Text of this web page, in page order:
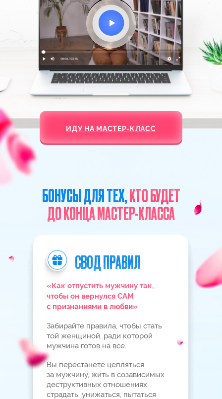
ЕЛИЗАВЕТА ВОЛКОВА
по трансформации жизничерез
работу с сознанием
и подсознанием.
АВТОР И ВЕДУЩАЯ МАСТЕР-КЛАССА
Основатель школы исполнения
желаний «СИЛАВ МЫСЛИ»,
которая входит в ТОП-10
успешных онлайн-проектов
на русскоговорящем
Обучает создавать с нуля любые
обстоятельства жизни:вернуть
любимых, встретить вторую
половинку, выйти замуж, наладить
отношения в паре и стать
счастливой, делая это с помощью
понимания законов мироздания
и уникальных авторских
медитаций.